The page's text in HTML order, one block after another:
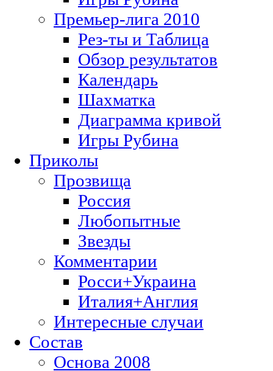
Премьер-лига 2010
Рез-ты и Таблица
Обзор результатов
Календарь
Шахматка
Диаграмма кривой
Игры Рубина
Приколы
Прозвища
Россия
Любопытные
Звезды
Комментарии
Росси+Украина
Италия+Англия
Интересные случаи
Состав
Основа 2008